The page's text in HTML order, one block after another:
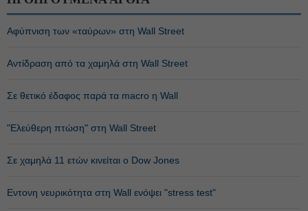
Αφύπνιση των «ταύρων» στη Wall Street
Αντίδραση από τα χαμηλά στη Wall Street
Σε θετικό έδαφος παρά τα macro η Wall
"Eλεύθερη πτώση" στη Wall Street
Σε χαμηλά 11 ετών κινείται ο Dow Jones
Εντονη νευρικότητα στη Wall ενόψει "stress test"